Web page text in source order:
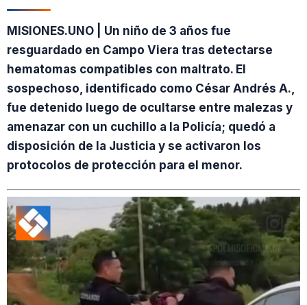
MISIONES.UNO | Un niño de 3 años fue
resguardado en Campo Viera tras detectarse
hematomas compatibles con maltrato. El
sospechoso, identificado como César Andrés A.,
fue detenido luego de ocultarse entre malezas y
amenazar con un cuchillo a la Policía; quedó a
disposición de la Justicia y se activaron los
protocolos de protección para el menor.